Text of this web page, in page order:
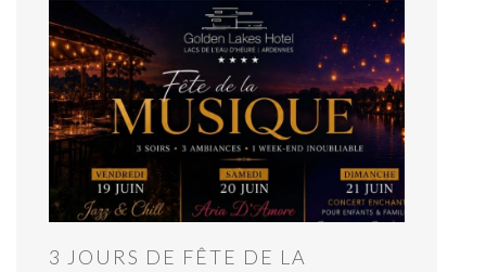
3 JOURS DE FÊTE DE LA